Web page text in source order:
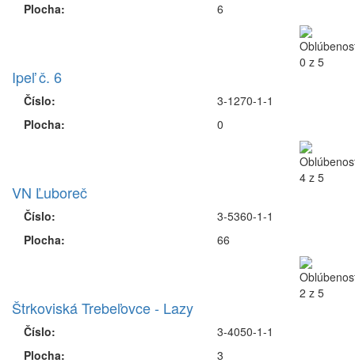
Plocha:
6
Ipeľ č. 6
Číslo:
Plocha:
3-1270-1-1
0
VN Ľuboreč
Číslo:
Plocha:
3-5360-1-1
66
Štrkoviská Trebeľovce - Lazy
Číslo:
Plocha:
3-4050-1-1
3